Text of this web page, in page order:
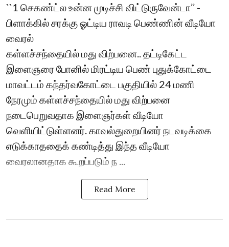
``1 செகண்ட்ல உன்ன முடிச்சி விட்டுருவேன்டா’’ -
பிளாக்கில் சரக்கு ஓட்டிய ராவடி பெண்ணின் வீடியோ
வைரல்
கள்ளச்சந்தையில் மது விற்பனை.. தட்டிகேட்ட
இளைஞரை போனில் மிரட்டிய பெண் புதுக்கோட்டை
மாவட்டம் கந்தர்வகோட்டை பகுதியில் 24 மணி
நேரமும் கள்ளச்சந்தையில் மது விற்பனை
நடைபெறுவதாக இளைஞர்கள் வீடியோ
வெளியிட்டுள்ளனர். காவல்துறையினர் நடவடிக்கை
எடுக்காததைக் கண்டித்து இந்த வீடியோ
வைரலானதாக கூறப்படும் ந ...
Read More